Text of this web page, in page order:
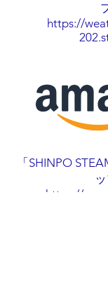
https://
「SHINPO
ッ
https://